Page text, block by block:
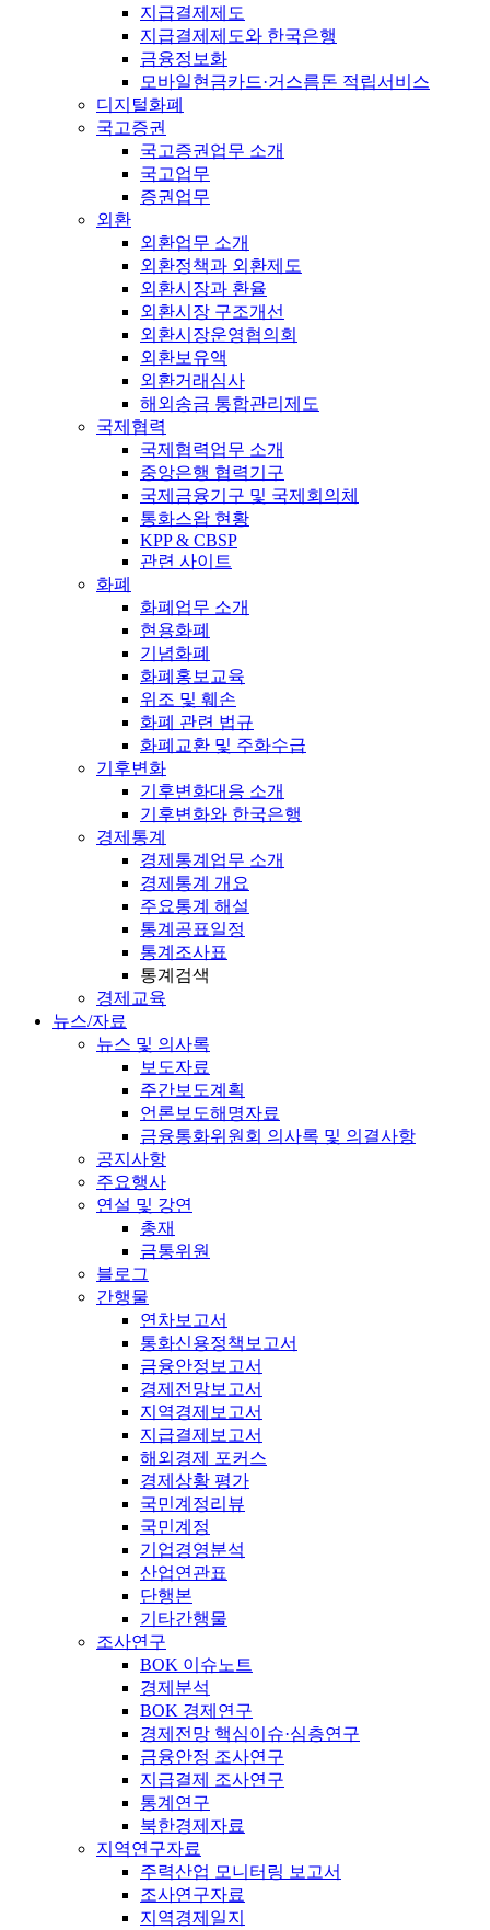
지급결제제도
지급결제제도와 한국은행
금융정보화
모바일현금카드·거스름돈 적립서비스
디지털화폐
국고증권
국고증권업무 소개
국고업무
증권업무
외환
외환업무 소개
외환정책과 외환제도
외환시장과 환율
외환시장 구조개선
외환시장운영협의회
외환보유액
외환거래심사
해외송금 통합관리제도
국제협력
국제협력업무 소개
중앙은행 협력기구
국제금융기구 및 국제회의체
통화스왑 현황
KPP & CBSP
관련 사이트
화폐
화폐업무 소개
현용화폐
기념화폐
화폐홍보교육
위조 및 훼손
화폐 관련 법규
화폐교환 및 주화수급
기후변화
기후변화대응 소개
기후변화와 한국은행
경제통계
경제통계업무 소개
경제통계 개요
주요통계 해설
통계공표일정
통계조사표
통계검색
경제교육
뉴스/자료
뉴스 및 의사록
보도자료
주간보도계획
언론보도해명자료
금융통화위원회 의사록 및 의결사항
공지사항
주요행사
연설 및 강연
총재
금통위원
블로그
간행물
연차보고서
통화신용정책보고서
금융안정보고서
경제전망보고서
지역경제보고서
지급결제보고서
해외경제 포커스
경제상황 평가
국민계정리뷰
국민계정
기업경영분석
산업연관표
단행본
기타간행물
조사연구
BOK 이슈노트
경제분석
BOK 경제연구
경제전망 핵심이슈·심층연구
금융안정 조사연구
지급결제 조사연구
통계연구
북한경제자료
지역연구자료
주력산업 모니터링 보고서
조사연구자료
지역경제일지